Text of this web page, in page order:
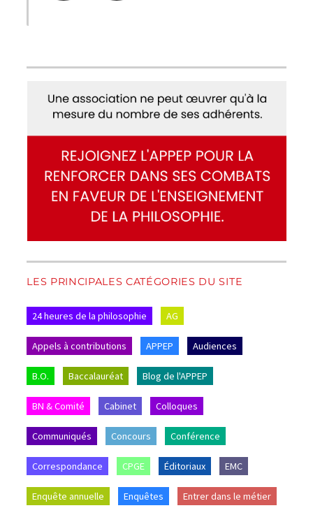
LES PRINCIPALES CATÉGORIES DU SITE
24 heures de la philosophie AG
Appels à contributions APPEP Audiences
B.O. Baccalauréat Blog de l'APPEP
BN & Comité Cabinet Colloques
Communiqués Concours Conférence
Correspondance CPGE Éditoriaux EMC
Enquête annuelle Enquêtes Entrer dans le métier